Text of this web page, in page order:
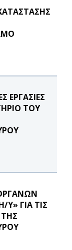
ΕΡΓΑΣΙΕΣ
ΤΟΥ
ΓΙΑ ΤΙΣ